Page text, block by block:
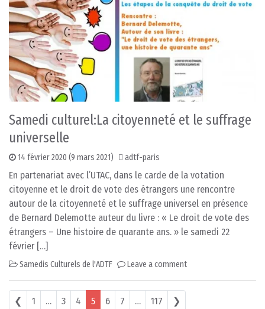
Samedi culturel:La citoyenneté et le suffrage
universelle
14 février 2020 (9 mars 2021) adtf-paris
En partenariat avec l’UTAC, dans le carde de la votation
citoyenne et le droit de vote des étrangers une rencontre
autour de la citoyenneté et le suffrage universel en présence
de Bernard Delemotte auteur du livre : « Le droit de vote des
étrangers – Une histoire de quarante ans. » le samedi 22
février […]
Samedis Culturels de l'ADTF Leave a comment
Posts navigation
❮ 1 … 3 4 5 6 7 … 117 ❯